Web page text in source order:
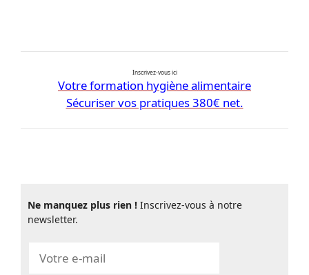
Inscrivez-vous ici
Votre formation hygiène alimentaire
Sécuriser vos pratiques 380€ net.
Ne manquez plus rien ! Inscrivez-vous à notre
newsletter.